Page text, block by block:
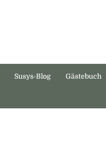
Susys-Blog Gästebuch